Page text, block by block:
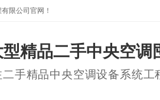
限公司官网！
型精品二手中央空调
手精品中央空调设备系统工